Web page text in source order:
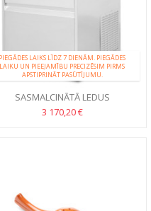
PIEGĀDES LAIKS LĪDZ 7 DIENĀM. PIEGĀDES
LAIKU UN PIEEJAMĪBU PRECIZĒSIM PIRMS
APSTIPRINĀT PASŪTĪJUMU.
SASMALCINĀTĀ LEDUS
ĢENERATORS
3 170,20 €